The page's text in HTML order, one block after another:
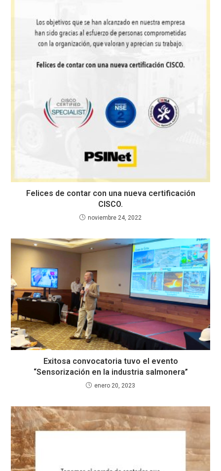
Felices de contar con una nueva certificación
CISCO.
noviembre 24, 2022
Exitosa convocatoria tuvo el evento
“Sensorización en la industria salmonera”
enero 20, 2023